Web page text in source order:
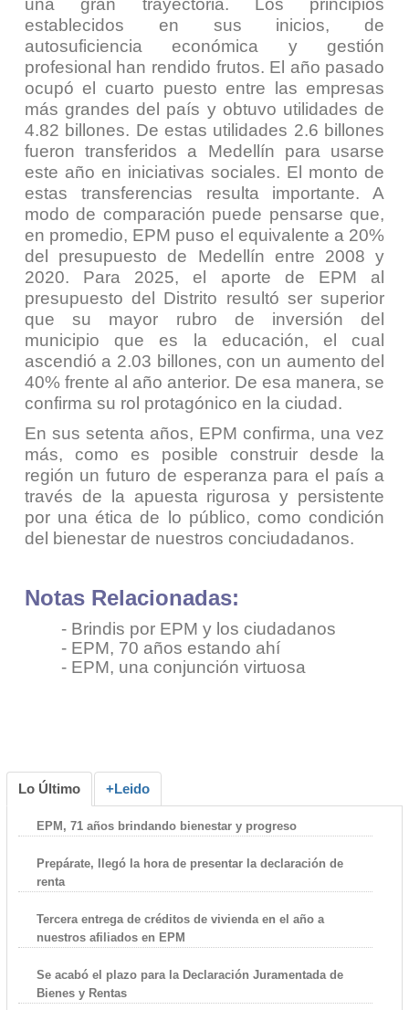
una gran trayectoria. Los principios
establecidos en sus inicios, de
autosuficiencia económica y gestión
profesional han rendido frutos. El año pasado
ocupó el cuarto puesto entre las empresas
más grandes del país y obtuvo utilidades de
4.82 billones. De estas utilidades 2.6 billones
fueron transferidos a Medellín para usarse
este año en iniciativas sociales. El monto de
estas transferencias resulta importante. A
modo de comparación puede pensarse que,
en promedio, EPM puso el equivalente a 20%
del presupuesto de Medellín entre 2008 y
2020. Para 2025, el aporte de EPM al
presupuesto del Distrito resultó ser superior
que su mayor rubro de inversión del
municipio que es la educación, el cual
ascendió a 2.03 billones, con un aumento del
40% frente al año anterior. De esa manera, se
confirma su rol protagónico en la ciudad.
En sus setenta años, EPM confirma, una vez
más, como es posible construir desde la
región un futuro de esperanza para el país a
través de la apuesta rigurosa y persistente
por una ética de lo público, como condición
del bienestar de nuestros conciudadanos.
Notas Relacionadas:
- Brindis por EPM y los ciudadanos
- EPM, 70 años estando ahí
- EPM, una conjunción virtuosa
Lo Último +Leido
EPM, 71 años brindando bienestar y progreso
Prepárate, llegó la hora de presentar la declaración de
renta
Tercera entrega de créditos de vivienda en el año a
nuestros afiliados en EPM
Se acabó el plazo para la Declaración Juramentada de
Bienes y Rentas